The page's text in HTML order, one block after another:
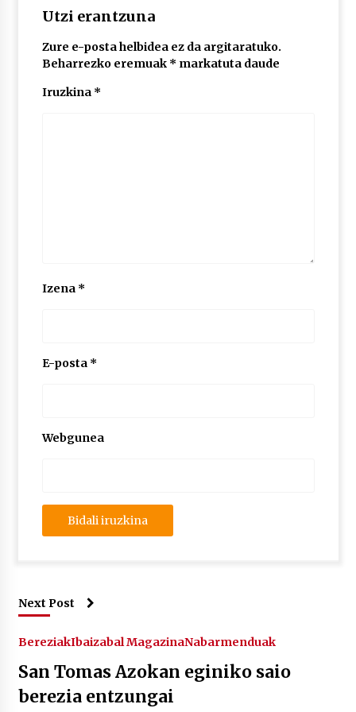
Utzi erantzuna
Zure e-posta helbidea ez da argitaratuko.
Beharrezko eremuak * markatuta daude
Iruzkina *
Izena *
E-posta *
Webgunea
Next Post
BereziakIbaizabal MagazinaNabarmenduak
San Tomas Azokan eginiko saio
berezia entzungai